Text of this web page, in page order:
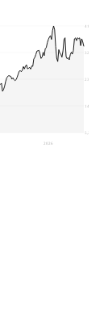
5,26
14,4
23,54
32,68
41,82
2026